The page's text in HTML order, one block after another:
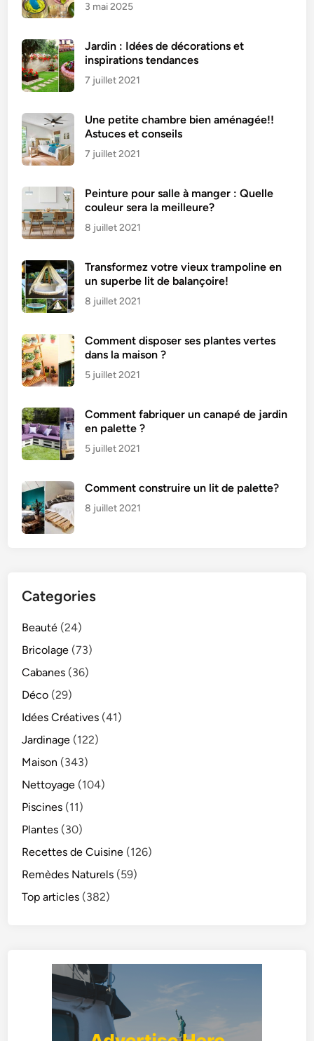
m
e
l
l
e
u
s
e
e
é
l
c
i
e
u
e
3 mai 2025
Jardin : Idées de décorations et
inspirations tendances
7 juillet 2021
Une petite chambre bien aménagée!!
Astuces et conseils
7 juillet 2021
Peinture pour salle à manger : Quelle
couleur sera la meilleure?
8 juillet 2021
Transformez votre vieux trampoline en
un superbe lit de balançoire!
8 juillet 2021
Comment disposer ses plantes vertes
dans la maison ?
5 juillet 2021
Comment fabriquer un canapé de jardin
en palette ?
5 juillet 2021
Comment construire un lit de palette?
8 juillet 2021
Categories
Beauté (24)
Bricolage (73)
Cabanes (36)
Déco (29)
Idées Créatives (41)
Jardinage (122)
Maison (343)
Nettoyage (104)
Piscines (11)
Plantes (30)
Recettes de Cuisine (126)
Remèdes Naturels (59)
Top articles (382)